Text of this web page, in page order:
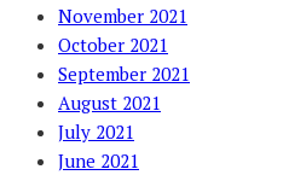
November 2021
October 2021
September 2021
August 2021
July 2021
June 2021